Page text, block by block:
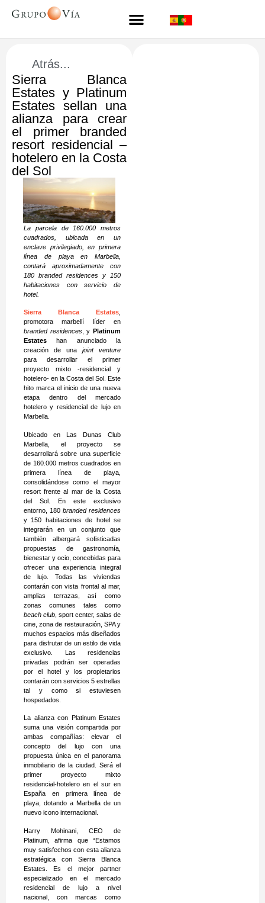
Atrás...
Sierra Blanca
Estates y Platinum
Estates sellan una
alianza para crear
el primer branded
resort residencial –
hotelero en la Costa
del Sol
La parcela de 160.000 metros
cuadrados, ubicada en un
enclave privilegiado, en primera
línea de playa en Marbella,
contará aproximadamente con
180 branded residences y 150
habitaciones con servicio de
hotel.
Sierra Blanca Estates
promotora marbellí líder en
branded residences, y Platinum
Estates han anunciado la
creación de una joint venture
para desarrollar el primer
proyecto mixto -residencial y
hotelero- en la Costa del Sol. Este
hito marca el inicio de una nueva
etapa dentro del mercado
hotelero y residencial de lujo en
Marbella.
Ubicado en Las Dunas Club
Marbella, el proyecto se
desarrollará sobre una superficie
de 160.000 metros cuadrados en
primera línea de playa,
consolidándose como el mayor
resort frente al mar de la Costa
del Sol. En este exclusivo
entorno, 180 branded residences
y 150 habitaciones de hotel se
integrarán en un conjunto que
también albergará sofisticadas
propuestas de gastronomía,
bienestar y ocio, concebidas para
ofrecer una experiencia integral
de lujo. Todas las viviendas
contarán con vista frontal al mar,
amplias terrazas, así como
zonas comunes tales como
beach club , sport center, salas de
cine, zona de restauración, SPA y
muchos espacios más diseñados
para disfrutar de un estilo de vida
exclusivo. Las residencias
privadas podrán ser operadas
por el hotel y los propietarios
contarán con servicios 5 estrellas
tal y como si estuviesen
hospedados.
La alianza con Platinum Estates
suma una visión compartida por
ambas compañías: elevar el
concepto del lujo con una
propuesta única en el panorama
inmobiliario de la ciudad. Será el
primer proyecto mixto
residencial-hotelero en el sur en
España en primera línea de
playa, dotando a Marbella de un
nuevo icono internacional.
Harry Mohinani, CEO de
Platinum, afirma que “Estamos
muy satisfechos con esta alianza
estratégica con Sierra Blanca
Estates. Es el mejor partner
especializado en el mercado
residencial de lujo a nivel
nacional, con marcas como